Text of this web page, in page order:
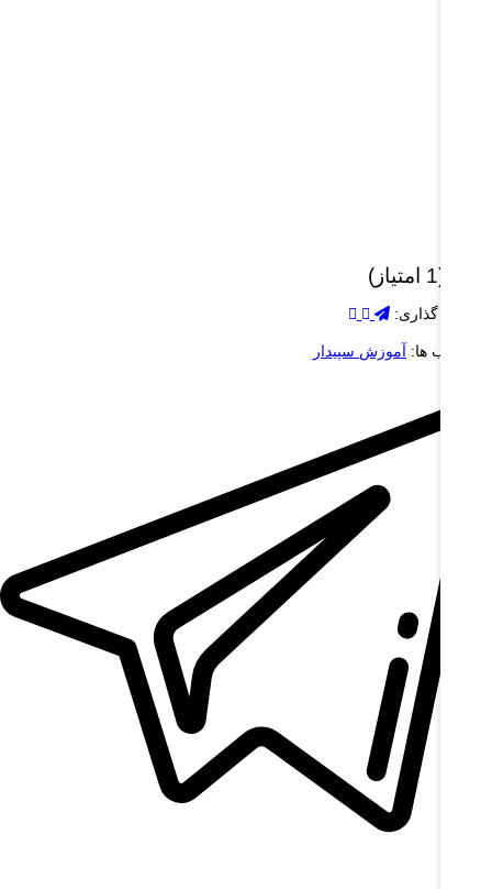
گذاری:
برچسب ها: آموزش سپیدار